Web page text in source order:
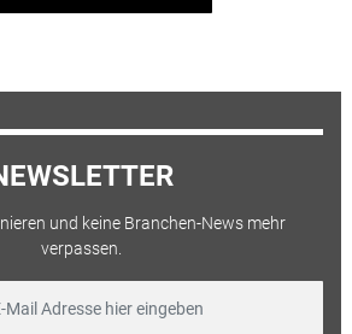
und keine Branchen-News mehr
verpassen.